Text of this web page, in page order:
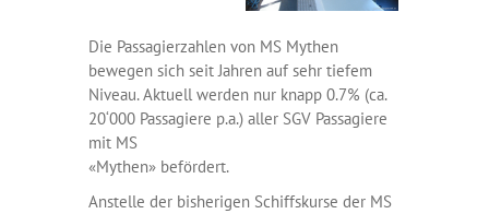
Die Passagierzahlen von MS Mythen
bewegen sich seit Jahren auf sehr tiefem
Niveau. Aktuell werden nur knapp 0.7% (ca.
20‘000 Passagiere p.a.) aller SGV Passagiere
mit MS
«Mythen» befördert.
Anstelle der bisherigen Schiffskurse der MS